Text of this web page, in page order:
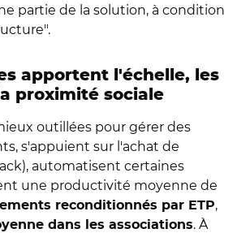
partie de la solution, à condition
apportent l'échelle, les
proximité sociale
outillées pour gérer des
s'appuient sur l'achat de
automatisent certaines
une productivité moyenne de
reconditionnés par ETP,
dans les associations. À